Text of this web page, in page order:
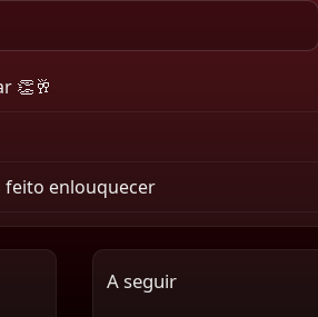
👏🥂
feito enlouquecer
A seguir